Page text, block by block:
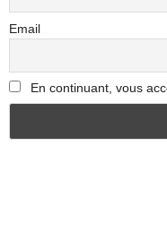
Email
En continuant, vous